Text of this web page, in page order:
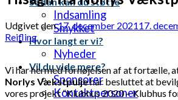
Indsamling
Smykket
Hvor langt er vi?
Nyheder
Vil du vide mere?
Sponsorer
Kontaktpersoner
Udgivet den17. december 202117.
Reifling
Vi har hermed fornøjelsen af at fortælle,
Norlys Vækstpuljehar besluttet at
vores projekt “Klubhus 2020 – Klubhus